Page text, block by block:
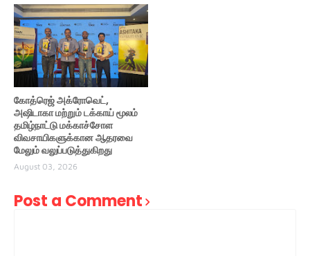
கோத்ரெஜ் அக்ரோவெட்,
அஷிடாகா மற்றும் டக்காய் மூலம்
தமிழ்நாட்டு மக்காச்சோள
விவசாயிகளுக்கான ஆதரவை
மேலும் வலுப்படுத்துகிறது
August 03, 2026
Post a Comment